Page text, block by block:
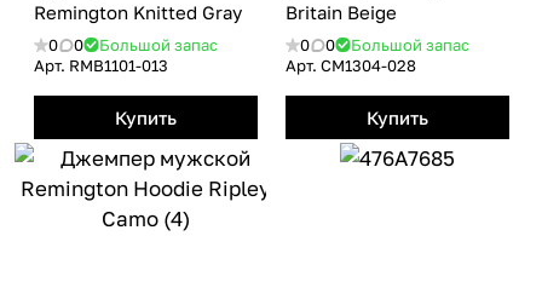
Remington Knitted Gray
0 0
Большой запас
Арт. RMB1101-013
Купить
Britain Beige
0 0
Большой запас
Арт. CM1304-028
Купить